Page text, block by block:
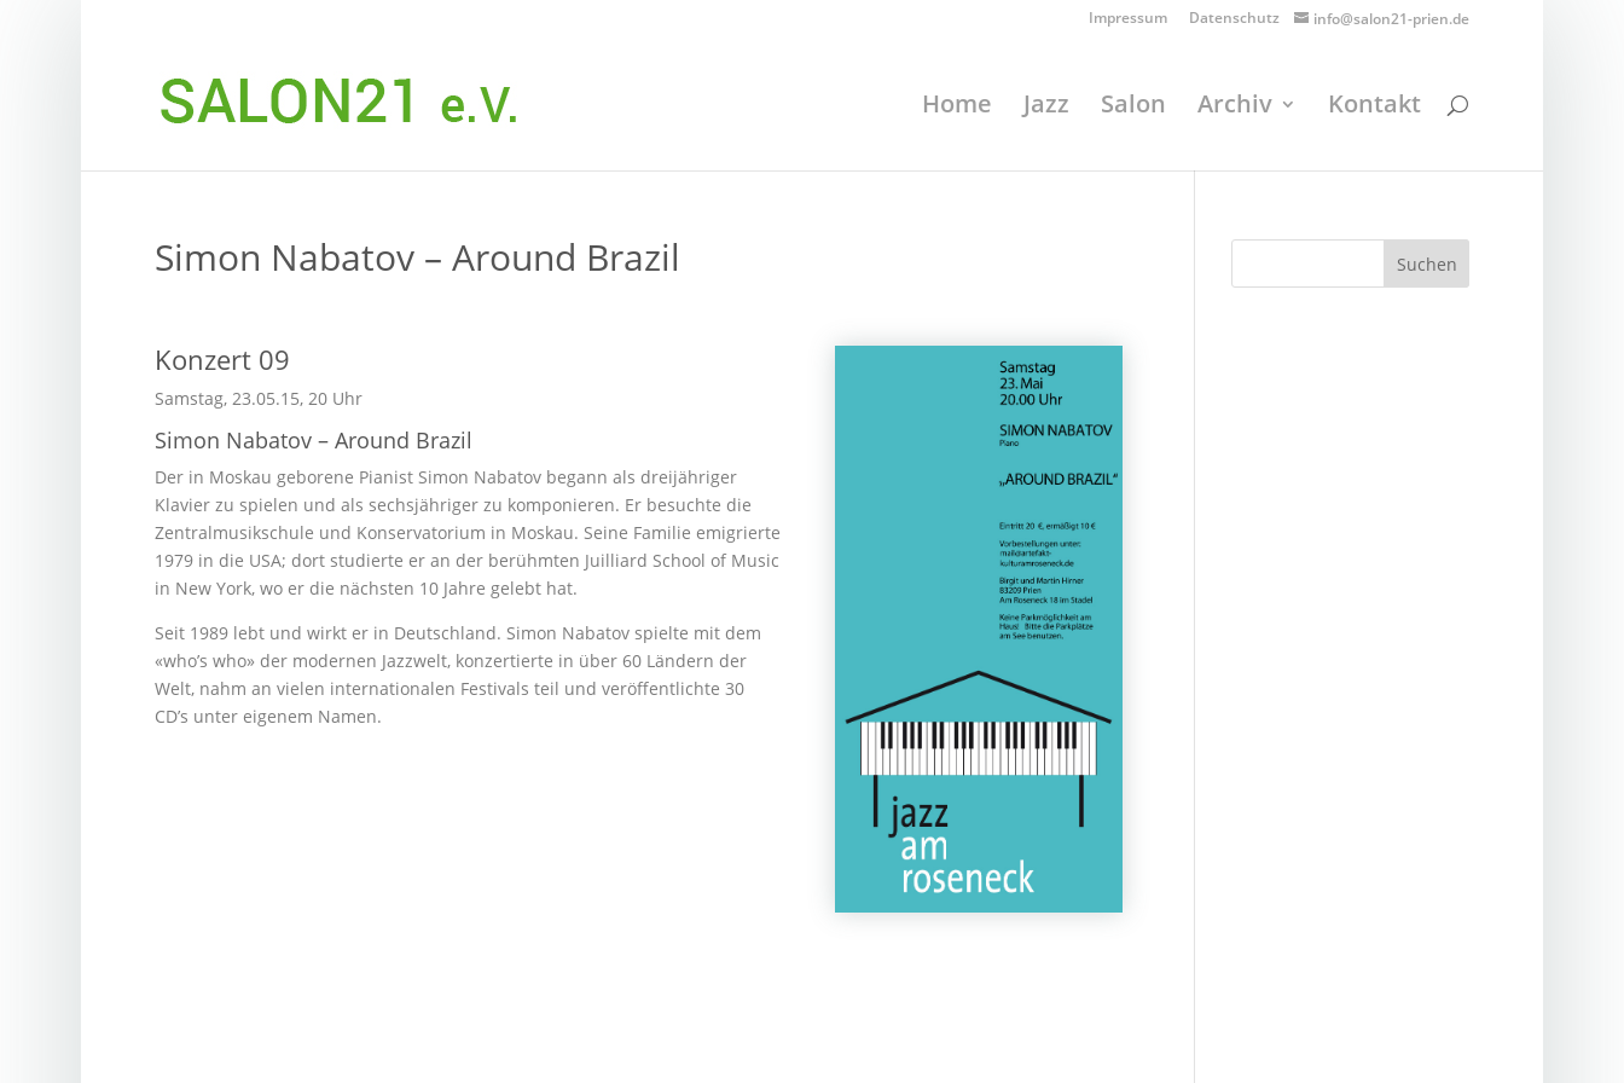
info@salon21-prien.de
Impressum Datenschutz
Home Jazz Salon Archiv Kontakt
Simon Nabatov – Around Brazil
Konzert 09
Samstag, 23.05.15, 20 Uhr
Simon Nabatov – Around Brazil
Der in Moskau geborene Pianist Simon Nabatov begann als dreijähriger
Klavier zu spielen und als sechsjähriger zu komponieren. Er besuchte die
Zentralmusikschule und Konservatorium in Moskau. Seine Familie emigrierte
1979 in die USA; dort studierte er an der berühmten Juilliard School of Music
in New York, wo er die nächsten 10 Jahre gelebt hat.
Seit 1989 lebt und wirkt er in Deutschland. Simon Nabatov spielte mit dem
«who’s who» der modernen Jazzwelt, konzertierte in über 60 Ländern der
Welt, nahm an vielen internationalen Festivals teil und veröffentlichte 30
CD’s unter eigenem Namen.